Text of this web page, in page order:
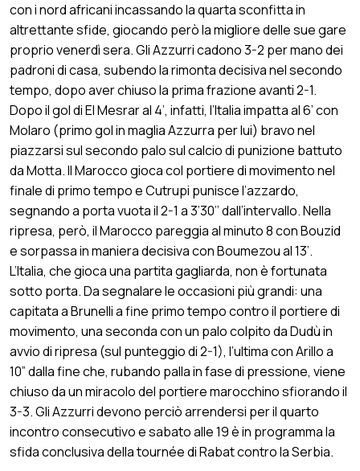
con i nord africani incassando la quarta sconfitta in
altrettante sfide, giocando però la migliore delle sue gare
proprio venerdì sera. Gli Azzurri cadono 3-2 per mano dei
padroni di casa, subendo la rimonta decisiva nel secondo
tempo, dopo aver chiuso la prima frazione avanti 2-1.
Dopo il gol di El Mesrar al 4’, infatti, l’Italia impatta al 6’ con
Molaro (primo gol in maglia Azzurra per lui) bravo nel
piazzarsi sul secondo palo sul calcio di punizione battuto
da Motta. Il Marocco gioca col portiere di movimento nel
finale di primo tempo e Cutrupi punisce l’azzardo,
segnando a porta vuota il 2-1 a 3’30’’ dall’intervallo. Nella
ripresa, però, il Marocco pareggia al minuto 8 con Bouzid
e sorpassa in maniera decisiva con Boumezou al 13’.
L’Italia, che gioca una partita gagliarda, non è fortunata
sotto porta. Da segnalare le occasioni più grandi: una
capitata a Brunelli a fine primo tempo contro il portiere di
movimento, una seconda con un palo colpito da Dudù in
avvio di ripresa (sul punteggio di 2-1), l’ultima con Arillo a
10” dalla fine che, rubando palla in fase di pressione, viene
chiuso da un miracolo del portiere marocchino sfiorando il
3-3. Gli Azzurri devono perciò arrendersi per il quarto
incontro consecutivo e sabato alle 19 è in programma la
sfida conclusiva della tournée di Rabat contro la Serbia.